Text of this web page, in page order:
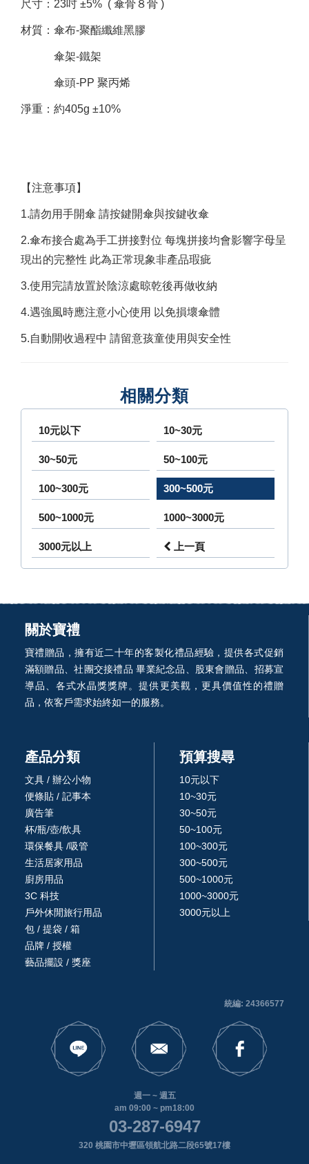
尺寸：23吋 ±5% ( 傘骨８骨 )
材質：傘布-聚酯纖維黑膠
傘架-鐵架
傘頭-PP 聚丙烯
淨重：約405g ±10%
【注意事項】
1.請勿用手開傘 請按鍵開傘與按鍵收傘
2.傘布接合處為手工拼接對位 每塊拼接均會影響字母呈
現出的完整性 此為正常現象非產品瑕疵
3.使用完請放置於陰涼處晾乾後再做收納
4.遇強風時應注意小心使用 以免損壞傘體
5.自動開收過程中 請留意孩童使用與安全性
相關分類
10元以下 10~30元
30~50元 50~100元
100~300元 300~500元
500~1000元 1000~3000元
3000元以上 上一頁
關於寶禮
寶禮贈品，擁有近二十年的客製化禮品經驗，提供各式促銷
滿額贈品、社團交接禮品 畢業紀念品、股東會贈品、招募宣
導品、各式水晶獎獎牌。提供更美觀，更具價值性的禮贈
品，依客戶需求始終如一的服務。
產品分類
文具 / 辦公小物
便條貼 / 記事本
廣告筆
杯/瓶/壺/飲具
環保餐具 /吸管
生活居家用品
廚房用品
3C 科技
戶外休閒旅行用品
包 / 提袋 / 箱
品牌 / 授權
藝品擺設 / 獎座
預算搜尋
10元以下
10~30元
30~50元
50~100元
100~300元
300~500元
500~1000元
1000~3000元
3000元以上
統編: 24366577
週一 ~ 週五
am 09:00 ~ pm18:00
03-287-6947
320 桃園市中壢區領航北路二段65號17樓